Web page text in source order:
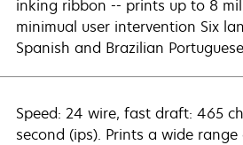
inking ribbon -- prints up to 8
minimual user intervention Six
Spanish and Brazilian
Speed: 24 wire, fast draft: 465
second (ips). Prints a wide